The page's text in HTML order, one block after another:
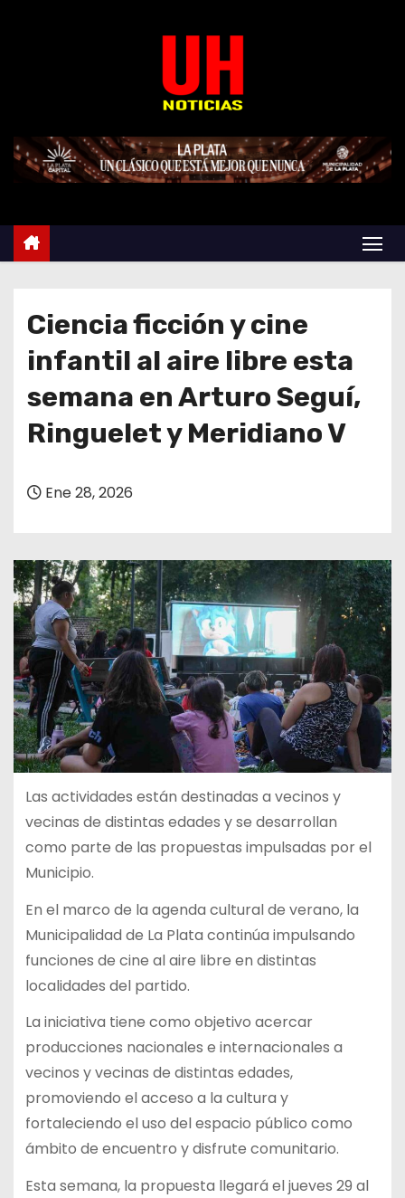
e
Ciencia ficción y cine
infantil al aire libre esta
semana en Arturo Seguí,
Ringuelet y Meridiano V
Ene 28, 2026
Las actividades están destinadas a vecinos y
vecinas de distintas edades y se desarrollan
como parte de las propuestas impulsadas por el
Municipio.
En el marco de la agenda cultural de verano, la
Municipalidad de La Plata continúa impulsando
funciones de cine al aire libre en distintas
localidades del partido.
La iniciativa tiene como objetivo acercar
producciones nacionales e internacionales a
vecinos y vecinas de distintas edades,
promoviendo el acceso a la cultura y
fortaleciendo el uso del espacio público como
ámbito de encuentro y disfrute comunitario.
Esta semana, la propuesta llegará el jueves 29 al